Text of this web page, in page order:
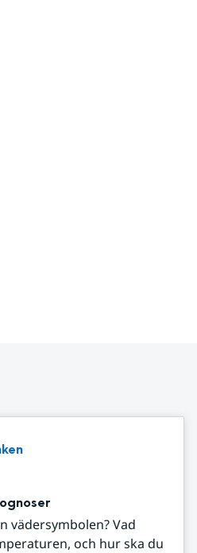
vädersymbolen? Vad
och hur ska du